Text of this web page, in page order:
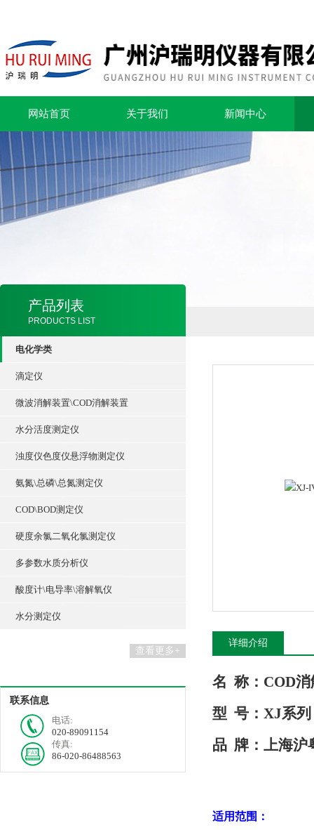
网站首页 关于我们 新闻中心
产品列表
PRODUCTS LIST
电化学类
滴定仪
微波消解装置\COD消解装置
水分活度测定仪
浊度仪色度仪悬浮物测定仪
氨氮\总磷\总氮测定仪
COD\BOD测定仪
硬度余氯二氧化氯测定仪
多参数水质分析仪
酸度计\电导率\溶解氧仪
水分测定仪
查看更多+
联系信息
电话:
020-89091154
传真:
86-020-86488563
详细介绍
名 称： COD
型 号 ： XJ系列
品 牌： 上海沪
适用范围 ：